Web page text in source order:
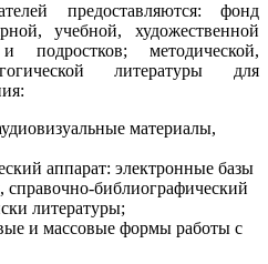
предоставляются: фонд
учебной, художественной
методической,
литературы для
материалы,
аппарат: электронные базы
справочно-библиографический
литературы;
и массовые формы работы с